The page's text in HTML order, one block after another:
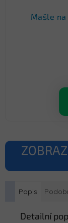
Mašle
Popis
Detailní